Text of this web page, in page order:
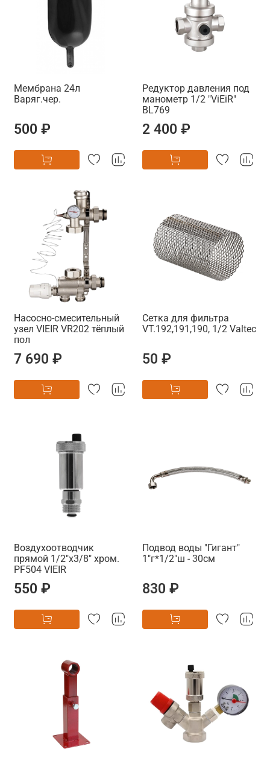
Мембрана 24л
Варяг.чер.
500 ₽
Редуктор давления под
манометр 1/2 "ViEiR"
BL769
2 400 ₽
Насосно-смесительный
узел VIEIR VR202 тёплый
пол
7 690 ₽
Сетка для фильтра
VT.192,191,190, 1/2 Valtec
50 ₽
Воздухоотводчик
прямой 1/2"х3/8" хром.
PF504 VIEIR
550 ₽
Подвод воды "Гигант"
1"г*1/2"ш - 30см
830 ₽